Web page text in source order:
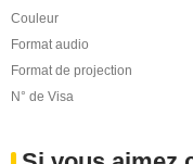
Couleur
Format audio
Format de projection
N° de Visa